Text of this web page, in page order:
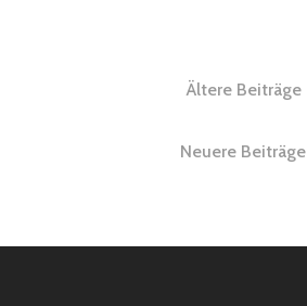
Beitragsnavigation
Ältere Beiträge
Neuere Beiträge